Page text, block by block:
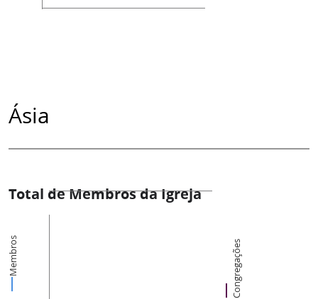
Ásia
Total de Membros da Igreja
Membros Congregações